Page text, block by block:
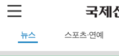
뉴스 스포츠·연예